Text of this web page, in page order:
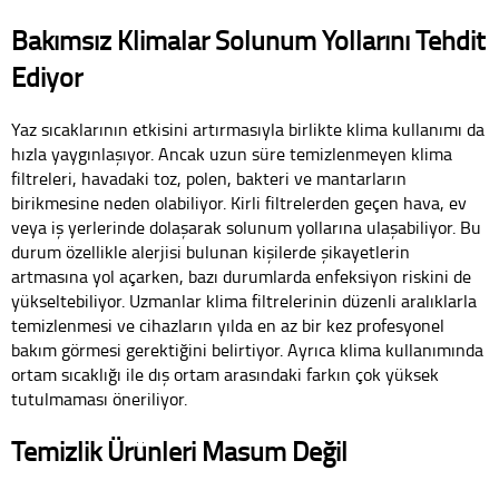
Bakımsız Klimalar Solunum Yollarını Tehdit
Ediyor
Yaz sıcaklarının etkisini artırmasıyla birlikte klima kullanımı da
hızla yaygınlaşıyor. Ancak uzun süre temizlenmeyen klima
filtreleri, havadaki toz, polen, bakteri ve mantarların
birikmesine neden olabiliyor. Kirli filtrelerden geçen hava, ev
veya iş yerlerinde dolaşarak solunum yollarına ulaşabiliyor. Bu
durum özellikle alerjisi bulunan kişilerde şikayetlerin
artmasına yol açarken, bazı durumlarda enfeksiyon riskini de
yükseltebiliyor. Uzmanlar klima filtrelerinin düzenli aralıklarla
temizlenmesi ve cihazların yılda en az bir kez profesyonel
bakım görmesi gerektiğini belirtiyor. Ayrıca klima kullanımında
ortam sıcaklığı ile dış ortam arasındaki farkın çok yüksek
tutulmaması öneriliyor.
Temizlik Ürünleri Masum Değil